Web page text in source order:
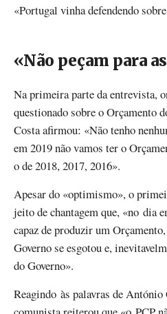
«Portugal vinha defendendo
«Não peçam para
Na primeira parte da entrevista,
questionado sobre o Orçamento
Costa afirmou: «Não tenho
em 2019 não vamos ter o
o de 2018, 2017, 2016».
Apesar do «optimismo», o
jeito de chantagem que, «no dia
capaz de produzir um
Governo se esgotou e,
do Governo».
Reagindo às palavras de